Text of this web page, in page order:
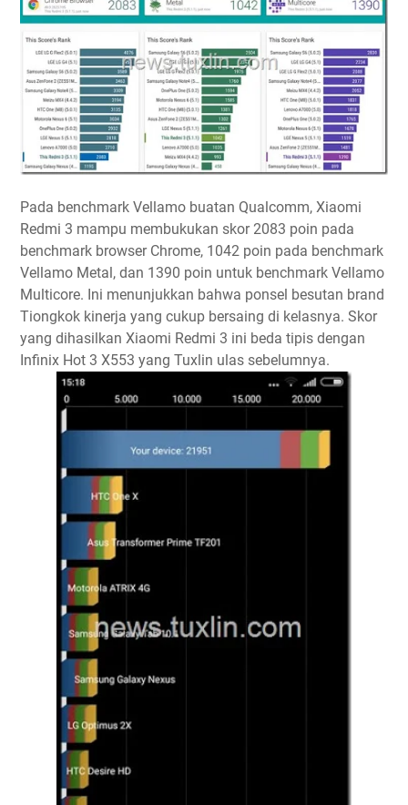
Pada benchmark Vellamo buatan Qualcomm, Xiaomi
Redmi 3 mampu membukukan skor 2083 poin pada
benchmark browser Chrome, 1042 poin pada benchmark
Vellamo Metal, dan 1390 poin untuk benchmark Vellamo
Multicore. Ini menunjukkan bahwa ponsel besutan brand
Tiongkok kinerja yang cukup bersaing di kelasnya. Skor
yang dihasilkan Xiaomi Redmi 3 ini beda tipis dengan
Infinix Hot 3 X553 yang Tuxlin ulas sebelumnya.